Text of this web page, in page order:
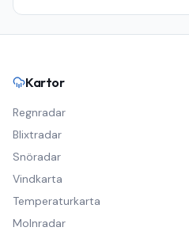
Kartor
Regnradar
Blixtradar
Snöradar
Vindkarta
Temperaturkarta
Molnradar